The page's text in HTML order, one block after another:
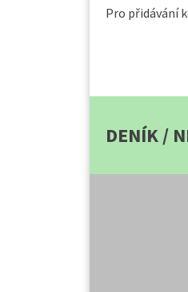
Pro přidávání
DENÍK /